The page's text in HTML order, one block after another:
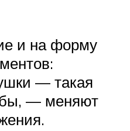
и на форму
— такая
бы, — меняют